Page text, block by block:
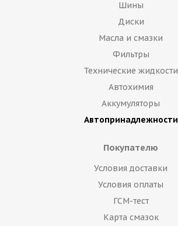
Шины
Диски
Масла и смазки
Фильтры
Технические жидкости
Автохимия
Аккумуляторы
Автопринадлежности
Покупателю
Условия доставки
Условия оплаты
ГСМ-тест
Карта смазок